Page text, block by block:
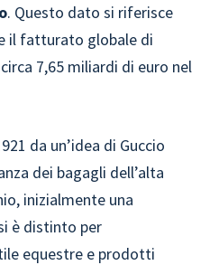
. Questo dato si riferisce
il fatturato globale di
7,65 miliardi di euro nel
da un’idea di Guccio
dei bagagli dell’alta
inizialmente una
è distinto per
equestre e prodotti